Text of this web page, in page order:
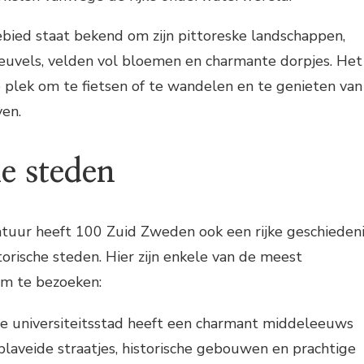
staat bekend om zijn pittoreske landschappen,
velden vol bloemen en charmante dorpjes. Het
plek om te fietsen of te wandelen en te genieten van
steden
heeft 100 Zuid Zweden ook een rijke
steden. Hier zijn enkele van de meest
te bezoeken:
universiteitsstad heeft een charmant middeleeuws
straatjes, historische gebouwen en prachtige